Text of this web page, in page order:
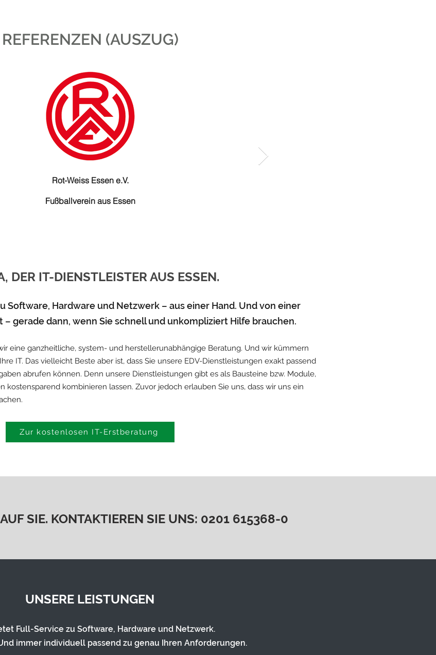
REFERENZEN (AUSZUG)
Rot-Weiss Essen e.V.
Fußballverein aus Essen
DER IT-DIENSTLEISTER AUS ESSEN.
Software, Hardware und Netzwerk – aus einer Hand. Und von einer
gerade dann, wenn Sie schnell und unkompliziert Hilfe brauchen.
eine ganzheitliche, system- und herstellerunabhängige Beratung. Und wir kümmern
IT. Das vielleicht Beste aber ist, dass Sie unsere EDV-Dienstleistungen exakt passend
abrufen können. Denn unsere Dienstleistungen gibt es als Bausteine bzw. Module,
kombinieren lassen. Zuvor jedoch erlauben Sie uns, dass wir uns ein
Zur kostenlosen IT-Erstberatung
SIE. KONTAKTIEREN SIE UNS: 0201 615368-0
UNSERE LEISTUNGEN
Full-Service zu Software, Hardware und Netzwerk.
immer individuell passend zu genau Ihren Anforderungen.